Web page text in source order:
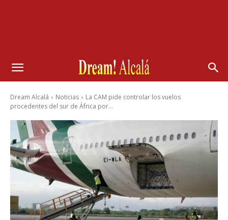
Dream Alcalá Noticias
La CAM pide controlar los vuelos
procedentes del sur de África por...